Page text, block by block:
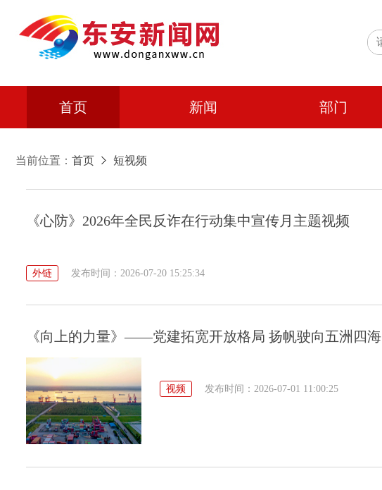
首页 新闻 部门
当前位置： 首页 短视频
《心防》2026年全民反诈在行动集中宣传月主题视频
外链 发布时间：2026-07-20 15:25:34
《向上的力量》——党建拓宽开放格局 扬帆驶向五洲四海
视频 发布时间：2026-07-01 11:00:25